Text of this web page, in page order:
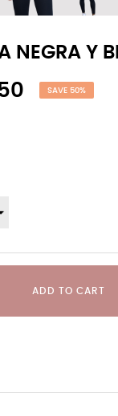
NEGRA Y
SAVE 50%
ADD TO CART